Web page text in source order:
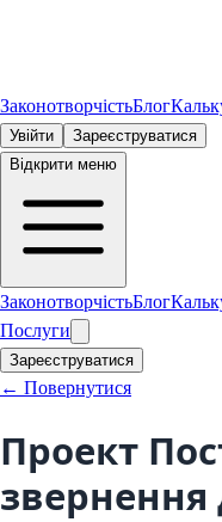
ЗаконотворчістьБлог
Увійти
Зареєструватися
Відкрити меню
ЗаконотворчістьБлог
Послуги
Зареєструватися
← Повернутися
Проект
звернення